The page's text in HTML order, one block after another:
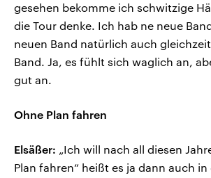
gesehen bekomme ich schwitzige
die Tour denke. Ich hab ne neue
neuen Band natürlich auch
Band. Ja, es fühlt sich waglich an,
gut an.
Ohne Plan fahren
Elsäßer: „Ich will nach all diesen
Plan fahren“ heißt es ja dann auch in